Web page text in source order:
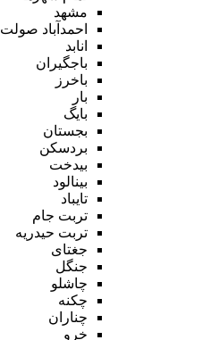
مشهد
احمدآباد صولت
انابد
باجگیران
باخرز
بار
بایگ
بجستان
بردسکن
بیدخت
بینالود
تایباد
تربت جام
تربت حیدریه
جغتای
جنگل
چاشلو
چکنه
چناران
خرو